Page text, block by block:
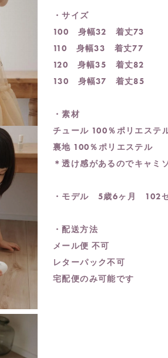
・サイズ
100 身幅32 着丈73
110 身幅33 着丈77
120 身幅35 着丈82
130 身幅37 着丈85
・素材
チュール 100％ポリエステ
裏地 100％ポリエステル
＊透け感があるのでキャミ
・モデル 5歳6ヶ月 102
・配送方法
メール便 不可
レターパック不可
宅配便のみ可能です